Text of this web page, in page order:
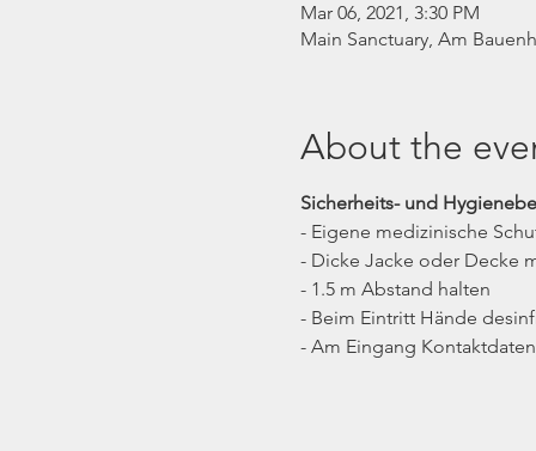
Mar 06, 2021, 3:30 PM
Main Sanctuary, Am
About the
Sicherheits- und
- Eigene medizinische
- Dicke Jacke oder Decke
- 1.5 m Abstand halten
- Beim Eintritt Hände
- Am Eingang